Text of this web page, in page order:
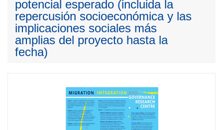
potencial esperado (incluida la
repercusión socioeconómica y las
implicaciones sociales más
amplias del proyecto hasta la
fecha)